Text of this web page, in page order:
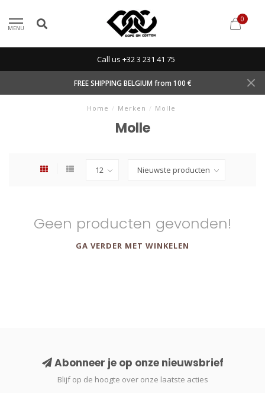
MENU
0
Call us +32 3 231 41 75
FREE SHIPPING BELGIUM from 100 €
Home / Merken / Molle
Molle
Geen producten gevonden!
GA VERDER MET WINKELEN
Abonneer je op onze nieuwsbrief
Blijf op de hoogte over onze laatste acties